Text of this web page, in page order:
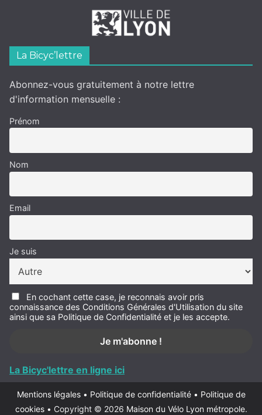
La Bicyc’lettre
Abonnez-vous gratuitement à notre lettre
d'information mensuelle :
Prénom
Nom
Email
Je suis
En cochant cette case, je reconnais avoir pris
connaissance des Conditions Générales d'Utilisation du site
ainsi que sa Politique de Confidentialité et je les accepte.
La Bicyc'lettre en ligne ici
Mentions légales • Politique de confidentialité • Politique de
cookies • Copyright © 2026 Maison du Vélo Lyon métropole.